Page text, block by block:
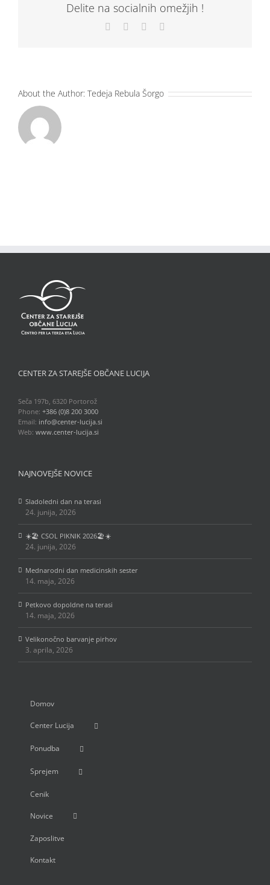
Delite na socialnih omežjih !
Facebook LinkedIn
About the Author: Tedeja Rebula Šorgo
CENTER ZA STAREJŠE OBČANE LUCIJA
Seča 197b, 6320 Portorož
Phone: +386 (0)8 200 3000
Email: info@center-lucija.si
Web: www.center-lucija.si
NAJNOVEJŠE NOVICE
Sladoledni dan na terasi
24. junija, 2026
☀️🏖️ CSOL PIKNIK 2026🏖️☀️
24. junija, 2026
Mednarodni dan medicinskih sester
14. maja, 2026
Petkovo dopoldne na terasi
14. maja, 2026
Velikonočno barvanje pirhov
3. aprila, 2026
Domov
Center Lucija
Ponudba
Sprejem
Cenik
Novice
Zaposlitve
Kontakt